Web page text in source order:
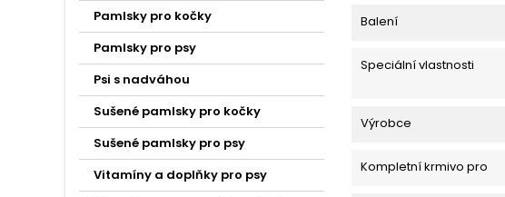
Pamlsky pro kočky
Pamlsky pro psy
Psi s nadváhou
Sušené pamlsky pro kočky
Sušené pamlsky pro psy
Vitamíny a doplňky pro psy
Balení
Speciální vlastnosti
Výrobce
Kompletní krmivo pro